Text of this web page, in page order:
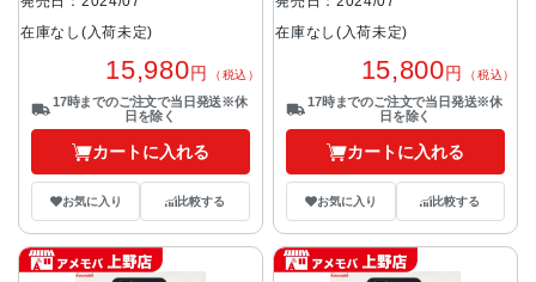
在庫なし(入荷未定)
15,980円 （税込）
17時までのご注文で当日発送※休
日を除く
カートに入れる
お気に入り 比較する
在庫なし(入荷未定)
15,800円 （税込）
17時までのご注文で当日発送※休
日を除く
カートに入れる
お気に入り 比較する